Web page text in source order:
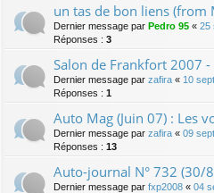
un tas de bon liens (from
Dernier message par Pedro 95 « 25
Réponses : 3
Salon de Frankfort 2007
Dernier message par zafira « 10
Réponses : 1
Auto Mag (Juin 07) : Les
Dernier message par zafira « 09
Réponses : 13
Auto-journal N° 732 (30/
Dernier message par fxp2008 « 04